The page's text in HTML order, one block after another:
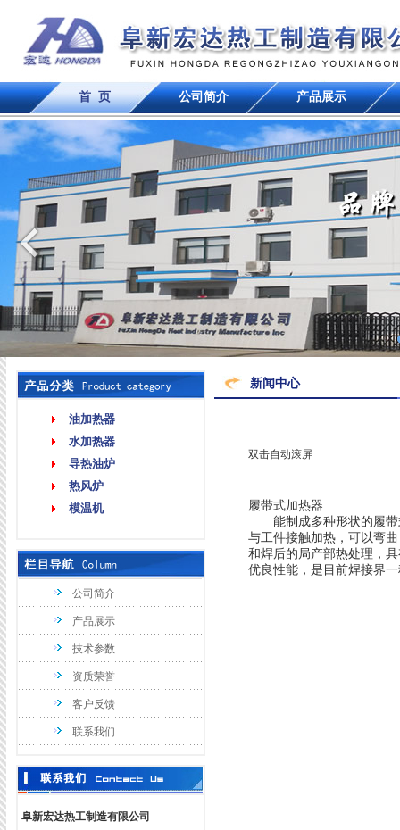
首 页 公司简介 产品展示
油加热器
水加热器
导热油炉
热风炉
模温机
公司简介
产品展示
技术参数
资质荣誉
客户反馈
联系我们
阜新宏达热工制造有限公司
新闻中心
双击自动滚屏
履带式加热器
能制成多种形状的履带
与工件接触加热，可以弯
和焊后的局产部热处理，
优良性能，是目前焊接界